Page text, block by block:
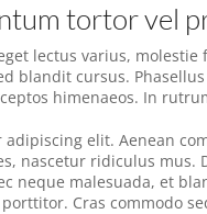
tortor vel
lectus varius,
blandit cursus.
himenaeos. In
elit. Aenean
nascetur ridiculus mus.
neque malesuada, et
Cras commodo